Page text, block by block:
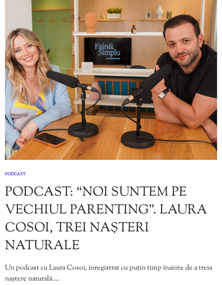
PODCAST
PODCAST: “NOI SUNTEM PE
VECHIUL PARENTING”. LAURA
COSOI, TREI NAȘTERI
NATURALE
Un podcast cu Laura Cosoi, înregistrat cu puțin timp înainte de a treia
naștere naturală.…